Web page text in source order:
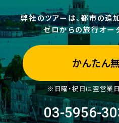
弊社のツアーは、都市の追
ゼロからの旅行オー
かんたん
※日曜・祝日は翌営業
03-5956-